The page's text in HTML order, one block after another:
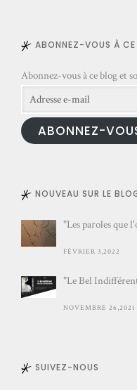
l
ABONNEZ-VOUS À
Abonnez-vous à ce blog et
Adresse
e-
mail ABONNEZ-
NOUVEAU SUR LE
"Les paroles que
FÉVRIER 3,2022
"Le Bel
NOVEMBRE 26,2021
SUIVEZ-NOUS